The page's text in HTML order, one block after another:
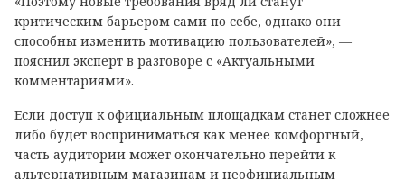
критическим барьером сами по себе, однако они
способны изменить мотивацию пользователей», —
пояснил эксперт в разговоре с «Актуальными
комментариями».
Если доступ к официальным площадкам станет сложнее
либо будет восприниматься как менее комфортный,
часть аудитории может окончательно перейти к
альтернативным магазинам и неофициальным